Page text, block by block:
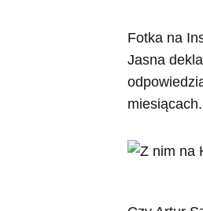
Fotka na
Jasna